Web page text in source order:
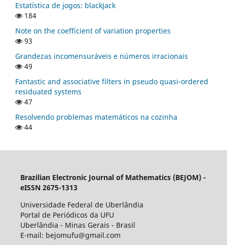
Estatística de jogos: blackJack
184
Note on the coefficient of variation properties
93
Grandezas incomensuráveis e números irracionais
49
Fantastic and associative filters in pseudo quasi-ordered
residuated systems
47
Resolvendo problemas matemáticos na cozinha
44
Brazilian Electronic Journal of Mathematics (BEJOM) -
eISSN 2675-1313
Universidade Federal de Uberlândia
Portal de Periódicos da UFU
Uberlândia - Minas Gerais - Brasil
E-mail: bejomufu@gmail.com